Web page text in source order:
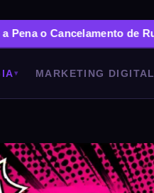
de Ruído com IA?
▾ MARKETING DIGITAL